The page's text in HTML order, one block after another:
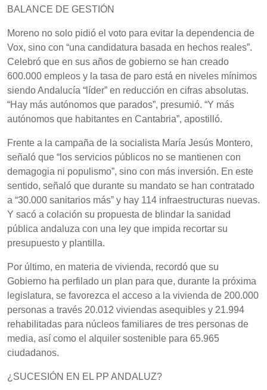
BALANCE DE GESTIÓN
Moreno no solo pidió el voto para evitar la dependencia de
Vox, sino con “una candidatura basada en hechos reales”.
Celebró que en sus años de gobierno se han creado
600.000 empleos y la tasa de paro está en niveles mínimos
siendo Andalucía “líder” en reducción en cifras absolutas.
“Hay más autónomos que parados”, presumió. “Y más
autónomos que habitantes en Cantabria”, apostilló.
Frente a la campaña de la socialista María Jesús Montero,
señaló que “los servicios públicos no se mantienen con
demagogia ni populismo”, sino con más inversión. En este
sentido, señaló que durante su mandato se han contratado
a “30.000 sanitarios más” y hay 114 infraestructuras nuevas.
Y sacó a colación su propuesta de blindar la sanidad
pública andaluza con una ley que impida recortar su
presupuesto y plantilla.
Por último, en materia de vivienda, recordó que su
Gobierno ha perfilado un plan para que, durante la próxima
legislatura, se favorezca el acceso a la vivienda de 200.000
personas a través 20.012 viviendas asequibles y 21.994
rehabilitadas para núcleos familiares de tres personas de
media, así como el alquiler sostenible para 65.965
ciudadanos.
¿SUCESIÓN EN EL PP ANDALUZ?